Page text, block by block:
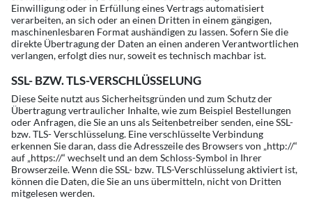
Einwilligung oder in Erfüllung eines Vertrags automatisiert
verarbeiten, an sich oder an einen Dritten in einem gängigen,
maschinenlesbaren Format aushändigen zu lassen. Sofern Sie die
direkte Übertragung der Daten an einen anderen Verantwortlichen
verlangen, erfolgt dies nur, soweit es technisch machbar ist.
SSL- BZW. TLS-VERSCHLÜSSELUNG
Diese Seite nutzt aus Sicherheitsgründen und zum Schutz der
Übertragung vertraulicher Inhalte, wie zum Beispiel Bestellungen
oder Anfragen, die Sie an uns als Seitenbetreiber senden, eine SSL-
bzw. TLS- Verschlüsselung. Eine verschlüsselte Verbindung
erkennen Sie daran, dass die Adresszeile des Browsers von „http://“
auf „https://“ wechselt und an dem Schloss-Symbol in Ihrer
Browserzeile. Wenn die SSL- bzw. TLS-Verschlüsselung aktiviert ist,
können die Daten, die Sie an uns übermitteln, nicht von Dritten
mitgelesen werden.